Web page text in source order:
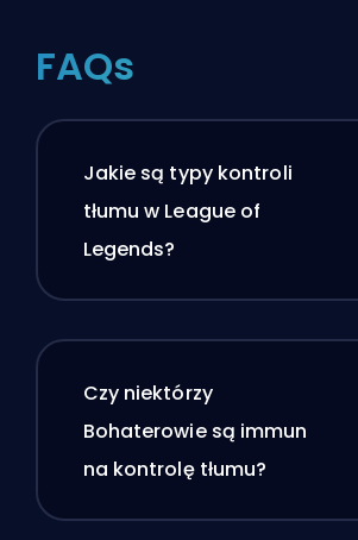
FAQs
Jakie są typy kontroli
tłumu w League of
Legends?
Czy niektórzy
Bohaterowie są immun
na kontrolę tłumu?